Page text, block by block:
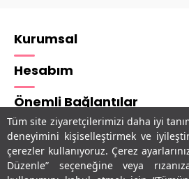
Tüm site ziyaretçilerimizi daha iyi
deneyimini kişiselleştirmek ve
çerezler kullanıyoruz. Çerez
Düzenle” seçeneğine veya
Kurumsal
Hesabım
Önemli Bağlantılar
Adres & İletişim
Uygulamalarımız